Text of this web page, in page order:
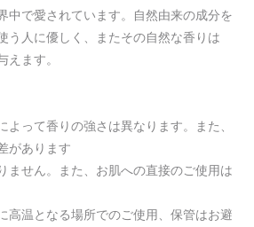
中で愛されています。自然由来の成分を
う人に優しく、またその自然な香りは
えます。
よって香りの強さは異なります。また、
があります
ません。また、お肌への直接のご使用は
高温となる場所でのご使用、保管はお避